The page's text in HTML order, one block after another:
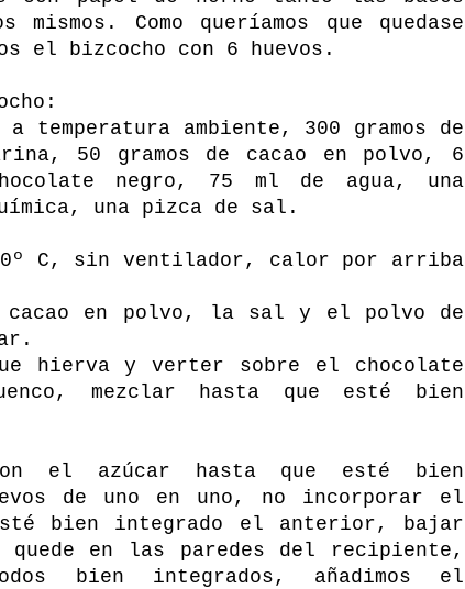
Como queríamos que quedase
el bizcocho con 6 huevos.
temperatura ambiente, 300 gramos de
50 gramos de cacao en polvo, 6
negro, 75 ml de agua, una
una pizca de sal.
C, sin ventilador, calor por arriba
en polvo, la sal y el polvo de
hierva y verter sobre el chocolate
mezclar hasta que esté bien
el azúcar hasta que esté bien
de uno en uno, no incorporar el
bien integrado el anterior, bajar
en las paredes del recipiente,
bien integrados, añadimos el